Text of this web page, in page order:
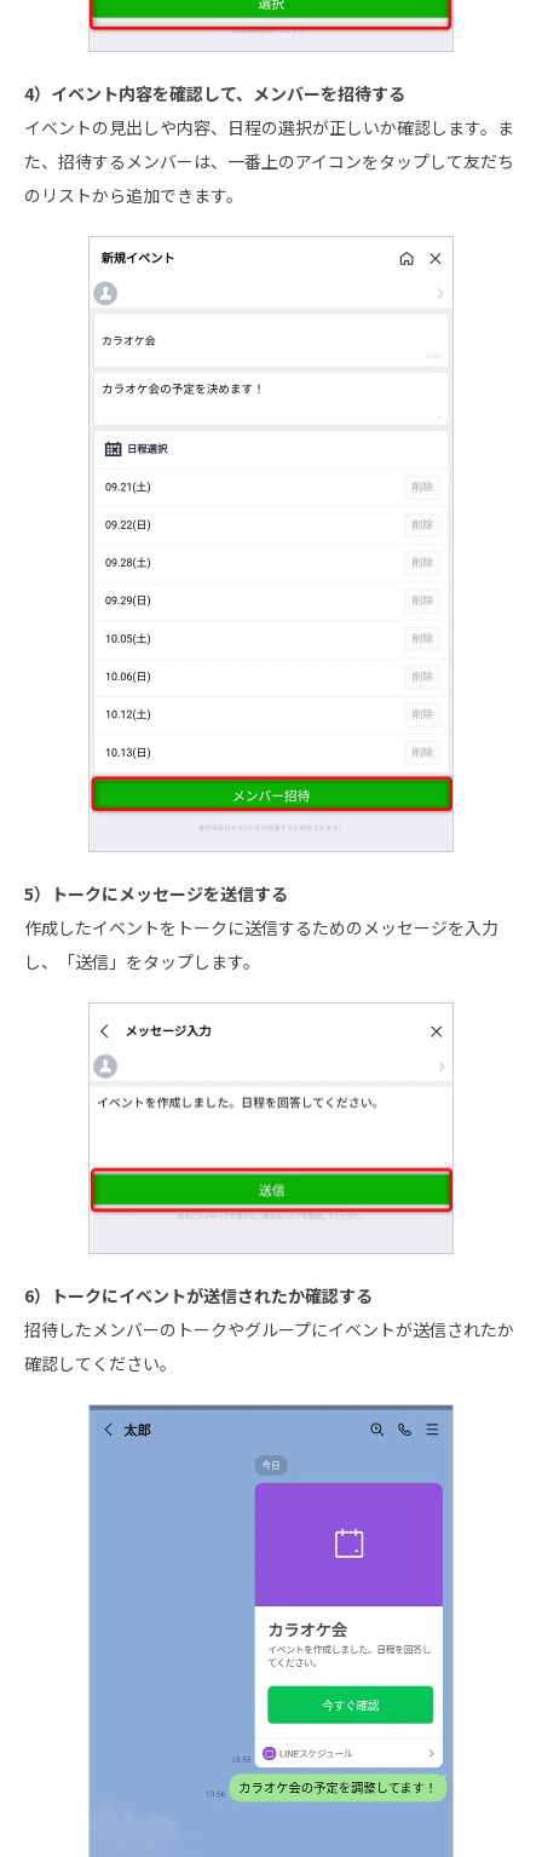
4）イベント内容を確認して、メンバーを招待する
イベントの見出しや内容、日程の選択が正しいか確認します。ま
た、招待するメンバーは、一番上のアイコンをタップして友だち
のリストから追加できます。
5）トークにメッセージを送信する
作成したイベントをトークに送信するためのメッセージを入力
し、「送信」をタップします。
6）トークにイベントが送信されたか確認する
招待したメンバーのトークやグループにイベントが送信されたか
確認してください。